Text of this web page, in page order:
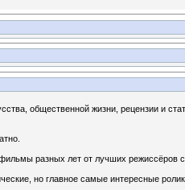
общественной жизни, рецензии и
разных лет от лучших режиссёров
но главное самые интересные